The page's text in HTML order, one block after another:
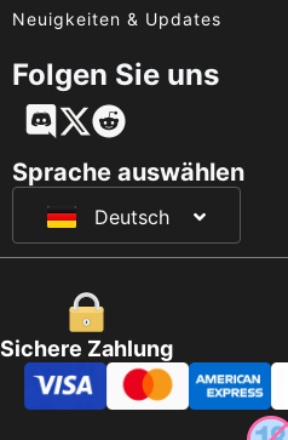
Neuigkeiten & Updates
Folgen Sie uns
Sprache auswählen
Deutsch
English
日本語
Sichere Zahlung